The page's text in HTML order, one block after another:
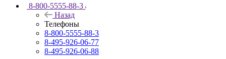
8-800-5555-88-3
Назад
Телефоны
8-800-5555-88-3
8-495-926-06-77
8-495-926-06-88